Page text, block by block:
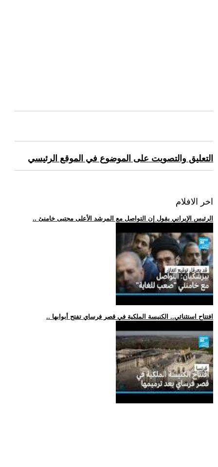
التعليق والتصويت على الموضوع في الموقع الرئيسي
اخر الافلام
.. الرئيس الإيراني يقول إن التواصل مع المرشد الأعلى مجتبى خامنئ
.. افتتاح استثنائي.. الكنيسة الملكية في قصر فرساي تفتح أبوابها